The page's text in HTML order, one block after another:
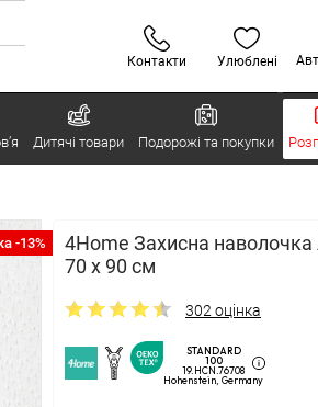
Контакти Улюблені
Дитячі товари Подорожі та покупки
-13%
4Home Захисна наволочка
70 x 90 см
302 оцінка
STANDARD
100
19.HCN.76708
Hohenstein, Germany